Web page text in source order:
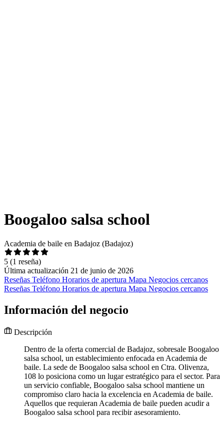
Boogaloo salsa school
Academia de baile en Badajoz (Badajoz)
5 (1 reseña)
Última actualización 21 de junio de 2026
Reseñas Teléfono Horarios de apertura Mapa Negocios cercanos
Reseñas Teléfono Horarios de apertura Mapa Negocios cercanos
Información del negocio
Descripción
Dentro de la oferta comercial de Badajoz, sobresale Boogaloo
salsa school, un establecimiento enfocada en Academia de
baile. La sede de Boogaloo salsa school en Ctra. Olivenza,
108 lo posiciona como un lugar estratégico para el sector. Para
un servicio confiable, Boogaloo salsa school mantiene un
compromiso claro hacia la excelencia en Academia de baile.
Aquellos que requieran Academia de baile pueden acudir a
Boogaloo salsa school para recibir asesoramiento.